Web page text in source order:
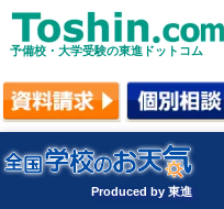
予備校・大学受験の東進ドットコム
Produced by 東進